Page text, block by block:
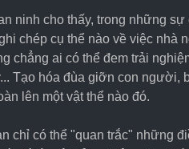
ninh cho thấy, trong những
chép cụ thể nào về việc nhà
chẳng ai có thể đem trải
Tạo hóa đùa giỡn con
lên một vật thể nào đó.
chỉ có thể "quan trắc" những